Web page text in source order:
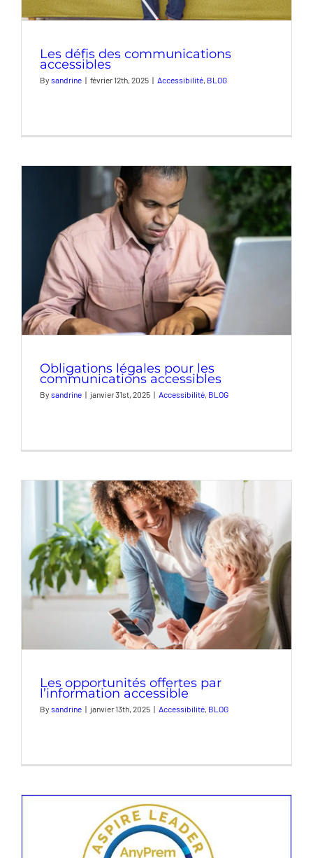
Les défis des communications
accessibles
By sandrine | février 12th, 2025 | Accessibilité, BLOG
Obligations légales pour les
communications accessibles
By sandrine | janvier 31st, 2025 | Accessibilité, BLOG
Les opportunités offertes par
l’information accessible
By sandrine | janvier 13th, 2025 | Accessibilité, BLOG